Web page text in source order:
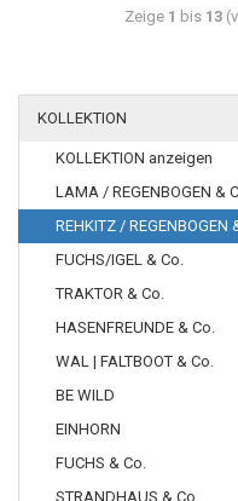
Zeige 1 bis 13
KOLLEKTION
KOLLEKTION anzeigen
LAMA / REGENBOGEN &
REHKITZ / REGENBOGEN
FUCHS/IGEL & Co.
TRAKTOR & Co.
HASENFREUNDE & Co.
WAL | FALTBOOT & Co.
BE WILD
EINHORN
FUCHS & Co.
STRANDHAUS & Co.